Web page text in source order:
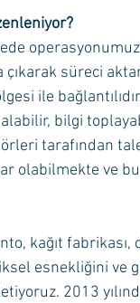
süreci
ile
bilgi
tarafından
olabilmekte ve
kağıt
esnekliğini ve
2013